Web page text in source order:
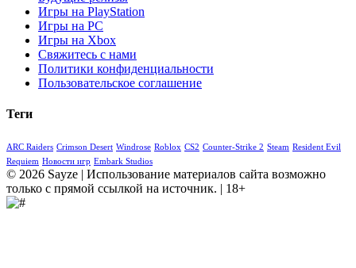
Игры на PlayStation
Игры на PC
Игры на Xbox
Свяжитесь с нами
Политики конфиденциальности
Пользовательское соглашение
Теги
ARC Raiders Crimson Desert Windrose Roblox CS2 Counter-Strike 2 Steam Resident Evil
Requiem Новости игр Embark Studios
© 2026 Sayze | Использование материалов сайта возможно
только с прямой ссылкой на источник. | 18+